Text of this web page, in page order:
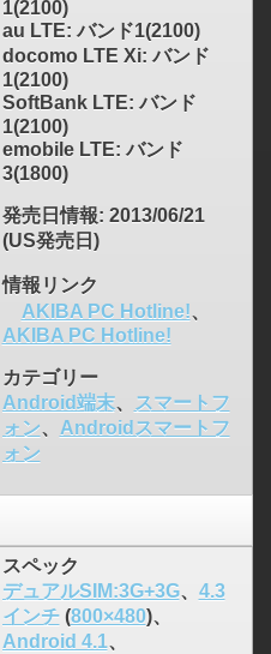
1(2100)
au LTE: バンド1(2100)
docomo LTE Xi: バンド
1(2100)
SoftBank LTE: バンド
1(2100)
emobile LTE: バンド
3(1800)
発売日情報: 2013/06/21
(US発売日)
情報リンク
AKIBA PC Hotline!、
AKIBA PC Hotline!
カテゴリー
Android端末、 スマートフ
ォン、 Androidスマートフ
ォン
スペック
デュアルSIM:3G+3G、 4.3
インチ(800×480)、
Android 4.1、